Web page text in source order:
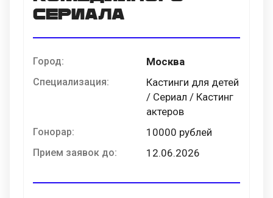
сериала
Город: Москва
Специализация:
Кастинги для детей
/ Сериал / Кастинг
актеров
Гонорар: 10000 рублей
Прием заявок до: 12.06.2026